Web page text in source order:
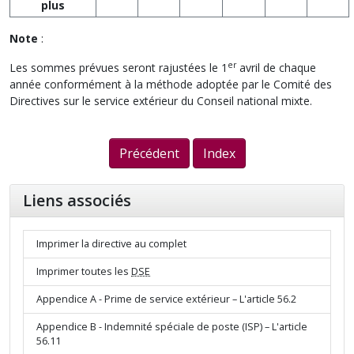
plus
Note :
Les sommes prévues seront rajustées le 1 eravril de chaque
année conformément à la méthode adoptée par le Comité des
Directives sur le service extérieur du Conseil national mixte.
Précédent Index
Liens associés
Imprimer la directive au complet
Imprimer toutes les DSE
Appendice A - Prime de service extérieur – L'article 56.2
Appendice B - Indemnité spéciale de poste (ISP) – L'article
56.11